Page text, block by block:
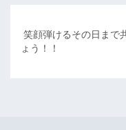
笑顔弾けるその日まで
ょう！！